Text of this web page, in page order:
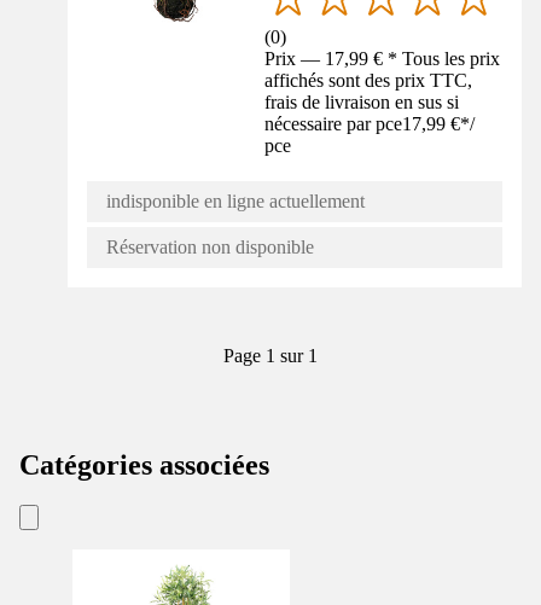
(0)
Prix — 17,99 € * Tous les prix
affichés sont des prix TTC,
frais de livraison en sus si
nécessaire par pce17,99 €*/
pce
indisponible en ligne actuellement
Réservation non disponible
Page 1 sur 1
Catégories associées